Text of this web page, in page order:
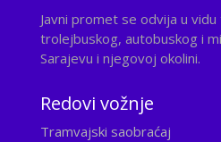
Javni promet se odvija u
trolejbuskog, autobuskog i
Sarajevu i njegovoj okolini.
Redovi vožnje
Tramvajski saobraćaj